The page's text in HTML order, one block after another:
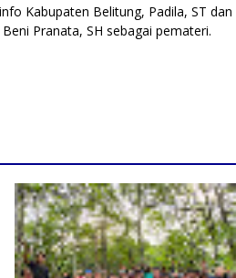
Kabupaten Belitung, Padila, ST dan
Pranata, SH sebagai pemateri.